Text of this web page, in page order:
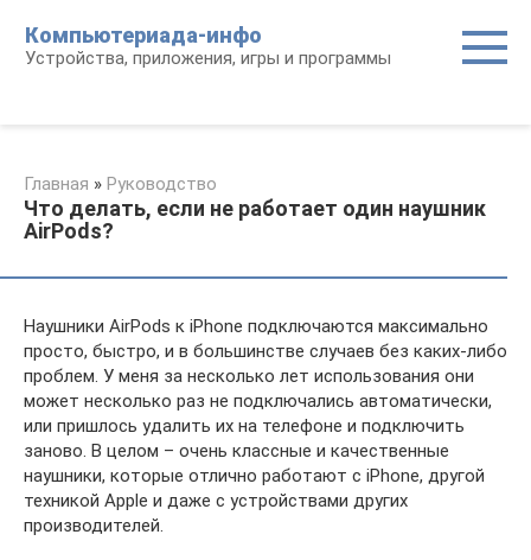
контенту
Компьютериада-инфо
Устройства, приложения, игры и программы
Главная » Руководство
Что делать, если не работает один наушник
AirPods?
Наушники AirPods к iPhone подключаются максимально
просто, быстро, и в большинстве случаев без каких-либо
проблем. У меня за несколько лет использования они
может несколько раз не подключались автоматически,
или пришлось удалить их на телефоне и подключить
заново. В целом – очень классные и качественные
наушники, которые отлично работают с iPhone, другой
техникой Apple и даже с устройствами других
производителей.